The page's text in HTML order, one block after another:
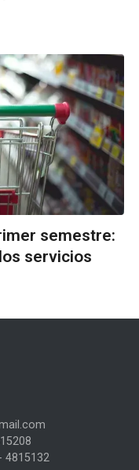
semestre:
servicios
4815132